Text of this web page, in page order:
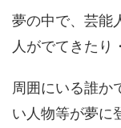
夢の中で、芸能
人がでてきたり
周囲にいる誰か
い人物等が夢に